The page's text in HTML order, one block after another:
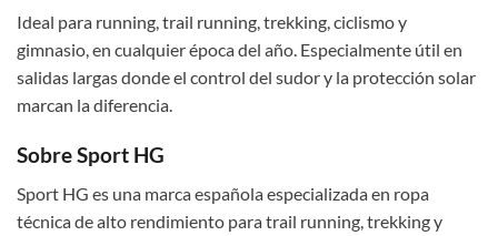
Ideal para running, trail running, trekking, ciclismo y
gimnasio, en cualquier época del año. Especialmente útil en
salidas largas donde el control del sudor y la protección solar
marcan la diferencia.
Sobre Sport HG
Sport HG es una marca española especializada en ropa
técnica de alto rendimiento para trail running, trekking y